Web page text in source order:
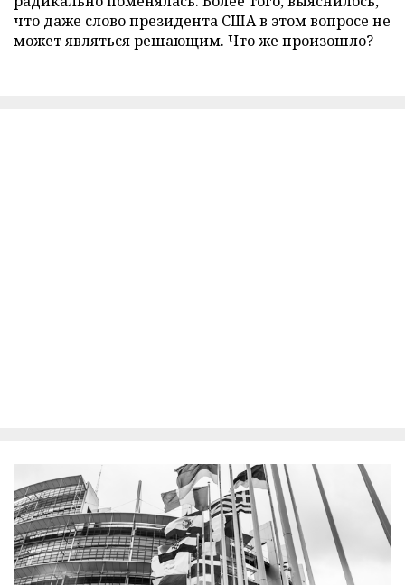
что даже слово президента США в этом вопросе не
может являться решающим. Что же произошло?